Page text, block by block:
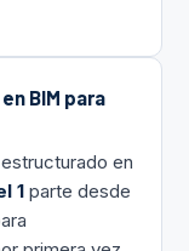
BIM para
en
1 parte desde